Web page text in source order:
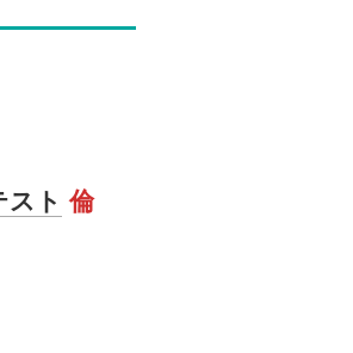
スト 倫